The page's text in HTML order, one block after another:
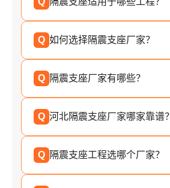
Q 如何选择隔震支座厂家？
Q 隔震支座厂家有哪些？
Q 河北隔震支座厂家哪家靠谱？
Q 隔震支座工程选哪个厂家？